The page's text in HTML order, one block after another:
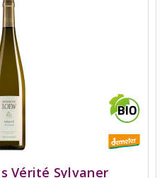
Vérité Sylvaner